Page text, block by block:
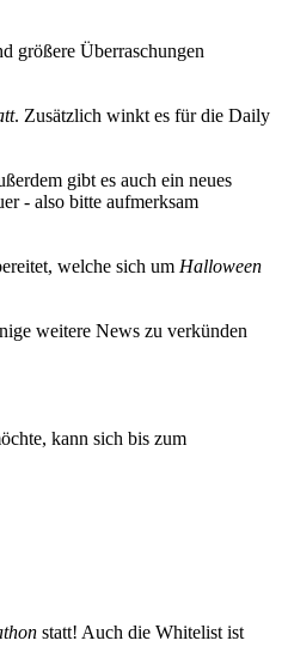
größere Überraschungen
. Zusätzlich winkt es für die Daily
gibt es auch ein neues
- also bitte aufmerksam
welche sich um Halloween
weitere News zu verkünden
kann sich bis zum
statt! Auch die Whitelist ist